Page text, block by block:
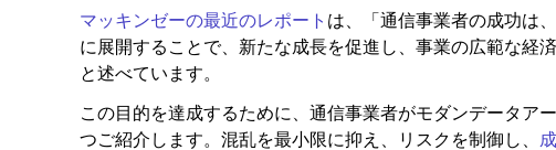
マッキンゼーの最近のレポート は、「通信事業者の成功は
に展開することで、新たな成長を促進し、事業の広範な経
と述べています。
この目的を達成するために、通信事業者がモダンデータア
つご紹介します。混乱を最小限に抑え、リスクを制御し、